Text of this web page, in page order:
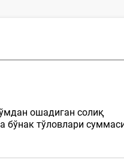
ошадиган солиқ
бўнак тўловлари